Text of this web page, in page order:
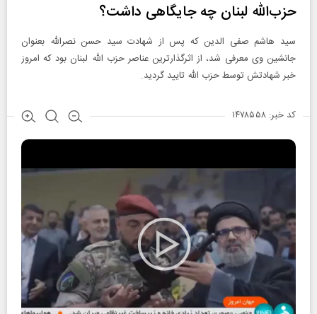
حزب‌الله لبنان چه جایگاهی داشت؟
سید هاشم صفی الدین که پس از شهادت سید حسن نصرالله بعنوان
جانشین وی معرفی شد، از اثرگذارترین عناصر حزب الله لبنان بود که امروز
خبر شهادتش توسط حزب الله تایید گردید.
کد خبر: ۱۴۷۸۵۵۸
Play